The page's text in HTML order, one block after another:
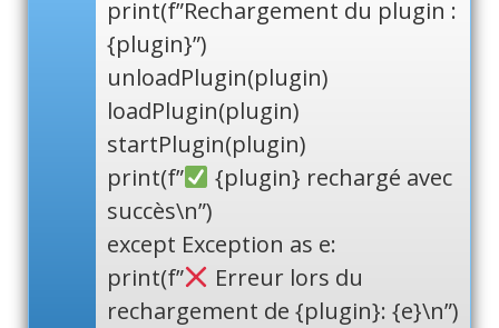
print(f”Rechargement du plugin :
{plugin}”)
unloadPlugin(plugin)
loadPlugin(plugin)
startPlugin(plugin)
print(f”
{plugin} rechargé avec
succès\n”)
except Exception as e:
print(f”
Erreur lors du
rechargement de {plugin}: {e}\n”)